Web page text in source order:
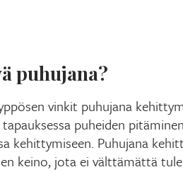
puhujana?
vinkit puhujana
puheiden
kehittymiseen. Puhujana
keino, jota ei välttämättä